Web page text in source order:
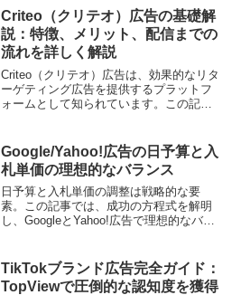
Criteo（クリテオ）広告の基礎解
説：特徴、メリット、配信までの
流れを詳しく解説
Criteo（クリテオ）広告は、効果的なリタ
ーゲティング広告を提供するプラットフ
ォームとして知られています。この記事
広告を配信するまでの流れをわかりやす
く紹介します。Criteoを活用してリターゲ
ティング広告の効果を最大化する方法を
知りましょう。
Google/Yahoo!広告の日予算と入
札単価の理想的なバランス
日予算と入札単価の調整は戦略的な要
素。この記事では、成功の方程式を解明
し、GoogleとYahoo!広告で理想的なバラ
TikTokブランド広告完全ガイド：
TopViewで圧倒的な認知度を獲得